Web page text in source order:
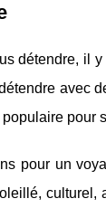
détendre, il
avec
pour
pour un